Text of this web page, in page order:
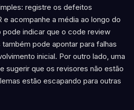
registre os defeitos
acompanhe a média ao longo do
pode indicar que o code review
pode apontar para falhas
inicial. Por outro lado, uma
sugerir que os revisores não estão
estão escapando para outras